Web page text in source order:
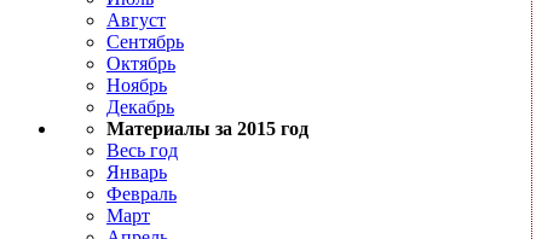
Август
Сентябрь
Октябрь
Ноябрь
Декабрь
Материалы за 2015 год
Весь год
Январь
Февраль
Март